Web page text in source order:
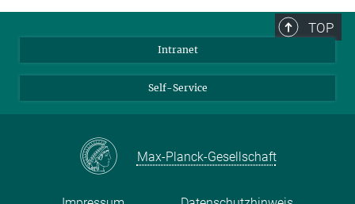
TOP
Intranet
Self-Service
Max-Planck-Gesellschaft